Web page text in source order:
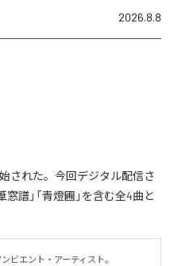
2026.8.8
された。今回デジタル配信さ
窓譜」「青燈圃」を含む全4曲と
ビエント・アーティスト。